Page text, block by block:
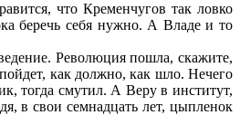
что Кременчугов так ловко
беречь себя нужно. А Владе и то
Революция пошла, скажите,
как должно, как шло. Нечего
тогда смутил. А Веру в институт,
в свои семнадцать лет, цыпленок